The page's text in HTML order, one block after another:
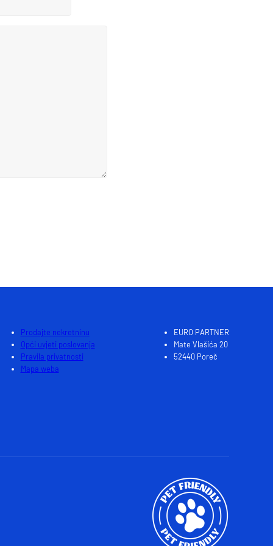
Prodajte nekretninu
Opći uvjeti poslovanja
Pravila privatnosti
Mapa weba
EURO PARTNER
Mate Vlašića 20
52440 Poreč